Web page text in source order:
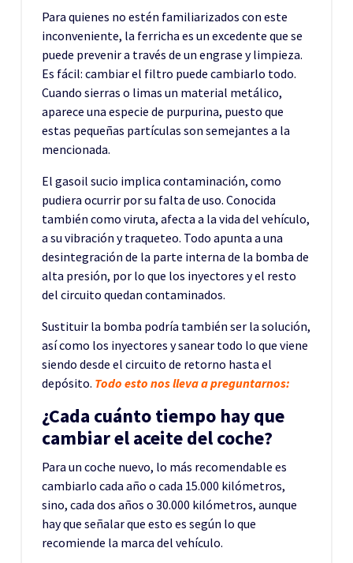
Para quienes no estén familiarizados con este
inconveniente, la ferricha es un excedente que se
puede prevenir a través de un engrase y limpieza.
Es fácil: cambiar el filtro puede cambiarlo todo.
Cuando sierras o limas un material metálico,
aparece una especie de purpurina, puesto que
estas pequeñas partículas son semejantes a la
mencionada.
El gasoil sucio implica contaminación, como
pudiera ocurrir por su falta de uso. Conocida
también como viruta, afecta a la vida del vehículo,
a su vibración y traqueteo. Todo apunta a una
desintegración de la parte interna de la bomba de
alta presión, por lo que los inyectores y el resto
del circuito quedan contaminados.
Sustituir la bomba podría también ser la solución,
así como los inyectores y sanear todo lo que viene
siendo desde el circuito de retorno hasta el
depósito. Todo esto nos lleva a preguntarnos:
¿Cada cuánto tiempo hay que
cambiar el aceite del coche?
Para un coche nuevo, lo más recomendable es
cambiarlo cada año o cada 15.000 kilómetros,
sino, cada dos años o 30.000 kilómetros, aunque
hay que señalar que esto es según lo que
recomiende la marca del vehículo.